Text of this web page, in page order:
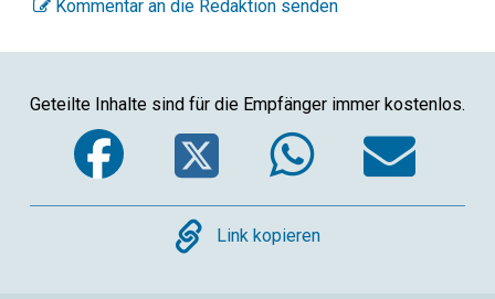
Kommentar an die Redaktion senden
Geteilte Inhalte sind für die Empfänger immer kostenlos.
Facebook
Twitter
Copy
Link kopieren